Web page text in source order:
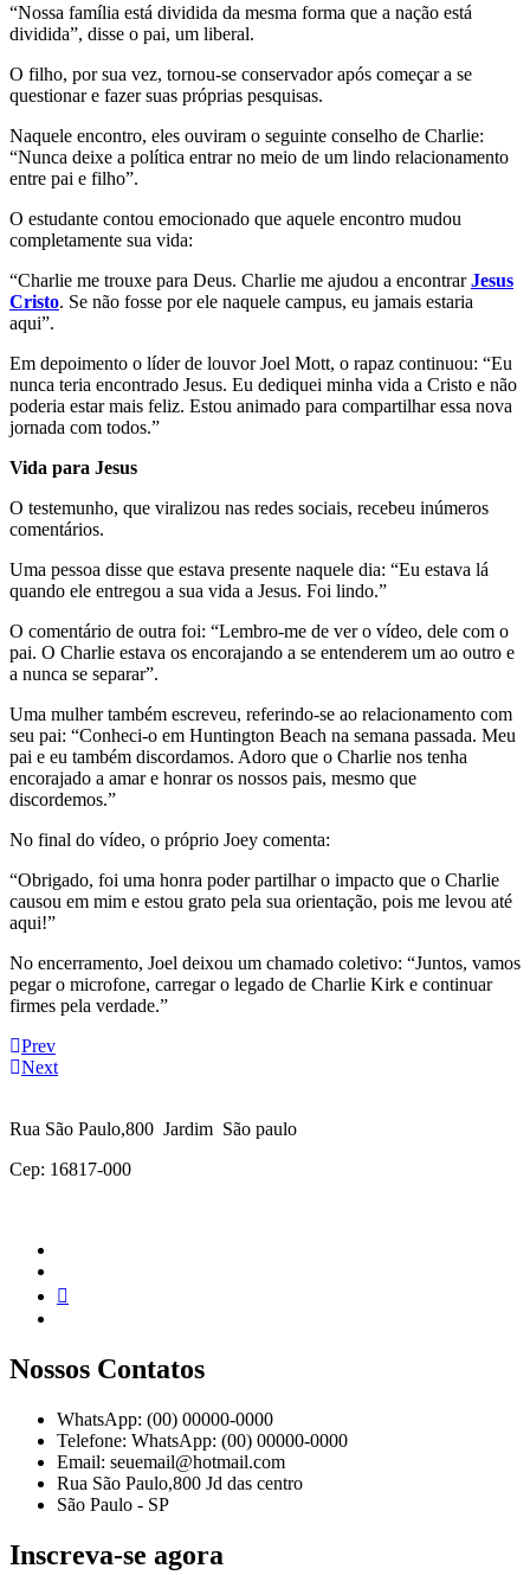
“Nossa família está dividida da mesma forma que a nação está
dividida”, disse o pai, um liberal.
O filho, por sua vez, tornou-se conservador após começar a se
questionar e fazer suas próprias pesquisas.
Naquele encontro, eles ouviram o seguinte conselho de Charlie:
“Nunca deixe a política entrar no meio de um lindo relacionamento
entre pai e filho”.
O estudante contou emocionado que aquele encontro mudou
completamente sua vida:
“Charlie me trouxe para Deus. Charlie me ajudou a encontrarJesus
Cristo. Se não fosse por ele naquele campus, eu jamais estaria
aqui”.
Em depoimento o líder de louvor Joel Mott, o rapaz continuou: “Eu
nunca teria encontrado Jesus. Eu dediquei minha vida a Cristo e não
poderia estar mais feliz. Estou animado para compartilhar essa nova
jornada com todos.”
Vida para Jesus
O testemunho, que viralizou nas redes sociais, recebeu inúmeros
comentários.
Uma pessoa disse que estava presente naquele dia: “Eu estava lá
quando ele entregou a sua vida a Jesus. Foi lindo.”
O comentário de outra foi: “Lembro-me de ver o vídeo, dele com o
pai. O Charlie estava os encorajando a se entenderem um ao outro e
a nunca se separar”.
Uma mulher também escreveu, referindo-se ao relacionamento com
seu pai: “Conheci-o em Huntington Beach na semana passada. Meu
pai e eu também discordamos. Adoro que o Charlie nos tenha
encorajado a amar e honrar os nossos pais, mesmo que
discordemos.”
No final do vídeo, o próprio Joey comenta:
“Obrigado, foi uma honra poder partilhar o impacto que o Charlie
causou em mim e estou grato pela sua orientação, pois me levou até
aqui!”
No encerramento, Joel deixou um chamado coletivo: “Juntos, vamos
pegar o microfone, carregar o legado de Charlie Kirk e continuar
firmes pela verdade.”
Prev
Next
Rua São Paulo,800 Jardim São paulo
Cep: 16817-000
Nossos Contatos
WhatsApp: (00) 00000-0000
Telefone: WhatsApp: (00) 00000-0000
Email: seuemail@hotmail.com
Rua São Paulo,800 Jd das centro
São Paulo - SP
Inscreva-se agora